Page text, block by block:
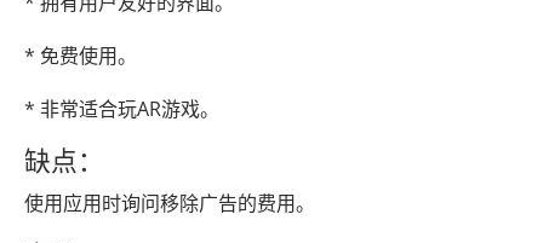
* 免费使用。
* 非常适合玩AR游戏。
缺点：
使用应用时询问移除广告的费用。